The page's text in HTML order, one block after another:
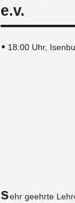
e.v.
18:00 Uhr,
Sehr ge­ehr­te